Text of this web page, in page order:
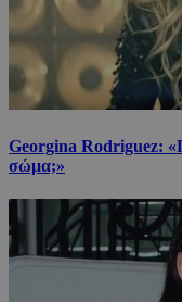
Georgina Rodriguez:
σώμα;»